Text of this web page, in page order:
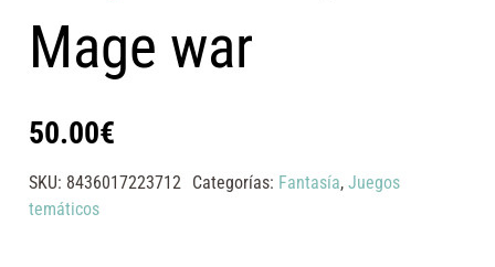
Mage war
50.00€
SKU: 8436017223712 Categorías: Fantasía, Juegos
temáticos